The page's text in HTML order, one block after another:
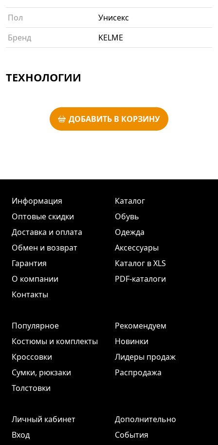
Пол
Унисекс
Бренд
KELME
ТЕХНОЛОГИИ
ДОБАВИТЬ В КОРЗИНУ
Информация
Оптовые скидки
Доставка и оплата
Обмен и возврат
Гарантия
О компании
Контакты
Каталог
Обувь
Одежда
Аксессуары
Каталог в XLS
PDF-каталоги
Популярное
Костюмы и комплекты
Кроссовки
Сумки, рюкзаки
Толстовки
Рекомендуем
Новинки
Лидеры продаж
Распродажа
Личный кабинет
Вход
Дополнительно
События